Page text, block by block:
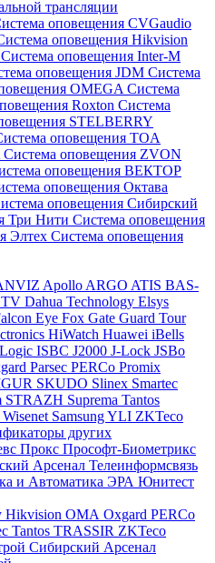
трансляции
оповещения CVGaudio
оповещения Hikvision
Система оповещения Inter-M
оповещения JDM Система
OMEGA Система
Roxton Система
STELBERRY
оповещения TOA
Система оповещения ZVON
оповещения ВЕКТОР
оповещения Октава
оповещения Сибирский
Три Нити Система оповещения
Элтех Система оповещения
Apollo ARGO ATIS BAS-
Dahua Technology Elsys
Eye Fox Gate Guard Tour
HiWatch Huawei iBells
ISBC J2000 J-Lock JSBo
Parsec PERCo Promix
SKUDO Slinex Smartec
STRAZH Suprema Tantos
Wisenet SamsungYLI ZKTeco
других
Прокс Прософт-Биометрикс
Арсенал Телеинформсвязь
и Автоматика ЭРА Юнитест
Hikvision ОМА Oxgard PERCo
Tantos TRASSIR ZKTeco
Сибирский Арсенал